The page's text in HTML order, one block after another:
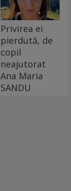
Privirea ei
pierdută, de
copil
neajutorat
Ana Maria
SANDU